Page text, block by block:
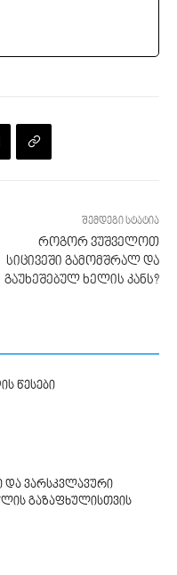
შემდეგი სტატია
როგორ ვუშველოთ
სიცივეში გამომშრალ და
გაუხეშებულ ხელის კანს?
წესები
ვარსკვლავური
გაზაფხულისთვის